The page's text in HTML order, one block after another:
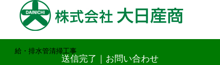
給・排水管清掃工事
送信完了｜お問い合わせ